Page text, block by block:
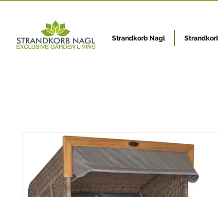
Strandkorb Nagl